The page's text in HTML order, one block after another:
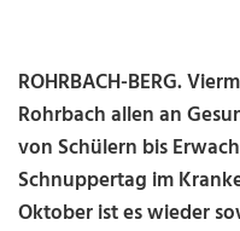
ROHRBACH-BERG.
Rohrbach allen an
von Schülern bis
Schnuppertag im
Oktober ist es wieder